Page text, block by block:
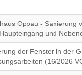
Oppau - Sanierung
und
der Fenster in der
(16/2026